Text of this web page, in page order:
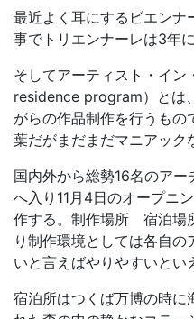
最近よく耳にするビエンナ
事でトリエンナーレは3年
そしてアーティスト・イ
residence program）とは
がらの作品制作を行うも
葉だがまだまだマニアック
国内外から総勢16名のア
へ入り11月4日のオープニ
作する。制作場所 宿泊場
り制作環境としては各自
いと言えばやりやすいとい
宿泊所はつくば万博の時に